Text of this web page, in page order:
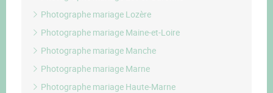
Photographe mariage Lozère
Photographe mariage Maine-et-Loire
Photographe mariage Manche
Photographe mariage Marne
Photographe mariage Haute-Marne